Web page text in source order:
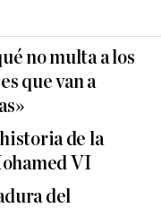
no multa a los
que van a
de la
VI
del